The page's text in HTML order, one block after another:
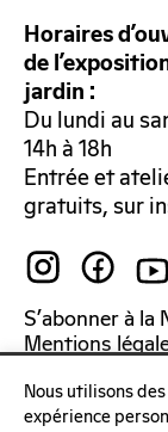
Horaires
de
jardin :
Du lundi au
14h à 18h
Entrée et
gratuits, sur
S’abonner à
Mentions
Nous utilisons
expérience